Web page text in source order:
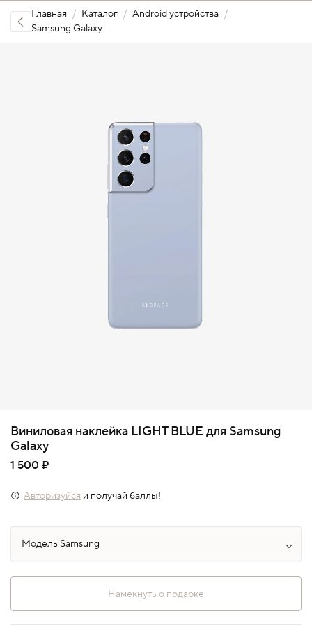
Главная Каталог
Android устройства
Samsung Galaxy
Виниловая наклейка LIGHT BLUE для Samsung
Galaxy
1 500 ₽
Авторизуйся и получай баллы!
Намекнуть о подарке